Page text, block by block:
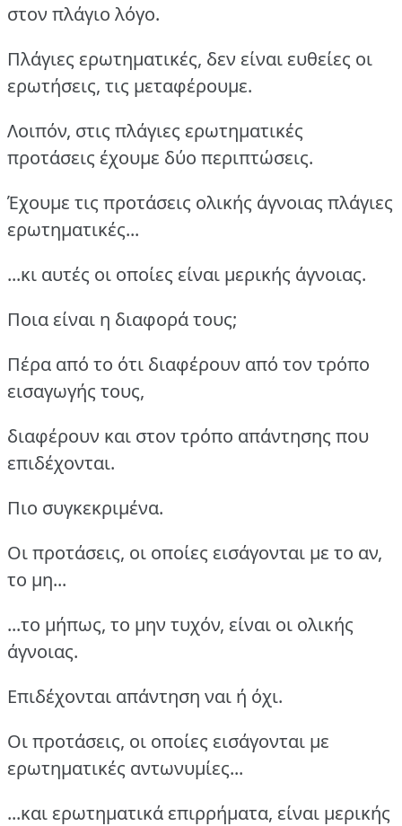
στον πλάγιο λόγο.
Πλάγιες ερωτηματικές, δεν είναι ευθείες οι
ερωτήσεις, τις μεταφέρουμε.
Λοιπόν, στις πλάγιες ερωτηματικές
προτάσεις έχουμε δύο περιπτώσεις.
Έχουμε τις προτάσεις ολικής άγνοιας πλάγιες
ερωτηματικές...
...κι αυτές οι οποίες είναι μερικής άγνοιας.
Ποια είναι η διαφορά τους;
Πέρα από το ότι διαφέρουν από τον τρόπο
εισαγωγής τους,
διαφέρουν και στον τρόπο απάντησης που
επιδέχονται.
Πιο συγκεκριμένα.
Οι προτάσεις, οι οποίες εισάγονται με το αν,
το μη...
...το μήπως, το μην τυχόν, είναι οι ολικής
άγνοιας.
Επιδέχονται απάντηση ναι ή όχι.
Οι προτάσεις, οι οποίες εισάγονται με
ερωτηματικές αντωνυμίες...
...και ερωτηματικά επιρρήματα, είναι μερικής